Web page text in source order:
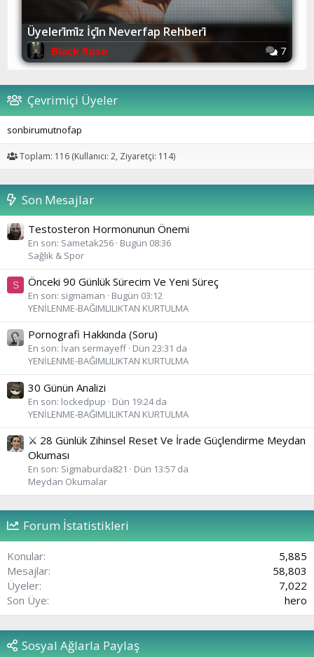
Üyeleri̇mi̇z İçi̇n Neverfap Rehberi̇
Black Rose 7
Çevrimiçi Üyeler
sonbirumutnofap
Toplam: 116 (Kullanıcı: 2, Ziyaretçi: 114)
Son Mesajlar
Testosteron Hormonunun Önemi
En son: Sametak256 Bugün 08:36
Sağlık & Spor
S Önceki 90 Günlük Sürecim Ve Yeni Süreç
En son: sigmaman
Bugün 03:12
YENİLENME-BAĞIMLILIKTAN KURTULMA
Pornografi Hakkında (Soru)
En son: İvan sermayeff Dün 23:31 da
YENİLENME-BAĞIMLILIKTAN KURTULMA
30 Günün Analizi
En son: lockedpup
Dün 19:24 da
YENİLENME-BAĞIMLILIKTAN KURTULMA
⚔️ 28 Günlük Zihinsel Reset Ve İrade Güçlendirme Meydan
Okuması
En son: Sigmaburda821
Dün 13:57 da
Meydan Okumalar
Forum İstatistikleri
Konular
5,885
Mesajlar
58,803
Üyeler
7,022
Son Üye
hero
Sosyal Ağlarla Paylaş